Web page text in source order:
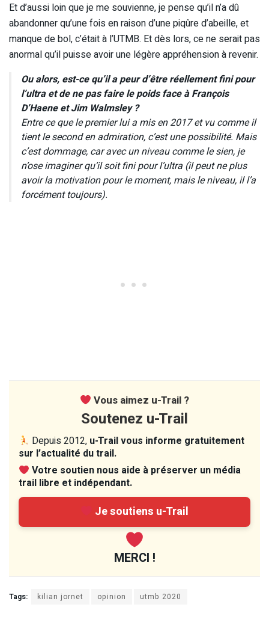
Et d’aussi loin que je me souvienne, je pense qu’il n’a dû
abandonner qu’une fois en raison d’une piqûre d’abeille, et
manque de bol, c’était à l’UTMB. Et dès lors, ce ne serait pas
anormal qu’il puisse avoir une légère appréhension à revenir.
Ou alors, est-ce qu’il a peur d’être réellement fini pour
l’ultra et de ne pas faire le poids face à François
D’Haene et Jim Walmsley ?
Entre ce que le premier lui a mis en 2017 et vu comme il
tient le second en admiration, c’est une possibilité. Mais
c’est dommage, car avec un niveau comme le sien, je
n’ose imaginer qu’il soit fini pour l’ultra (il peut ne plus
avoir la motivation pour le moment, mais le niveau, il l’a
forcément toujours).
Vous aimez u-Trail ?
Soutenez u-Trail
Depuis 2012, u-Trail vous informe gratuitement
sur l’actualité du trail.
Votre soutien nous aide à préserver un média
trail libre et indépendant.
Je soutiens u-Trail
MERCI !
Tags: kilian jornet opinion utmb 2020